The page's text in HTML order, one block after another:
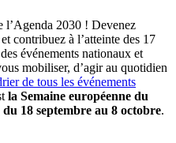
l’Agenda 2030 ! Devenez
contribuez à l’atteinte des 17
événements nationaux et
mobiliser, d’agir au quotidien
de tous les événements
la Semaine européenne du
18 septembre au 8 octobre.